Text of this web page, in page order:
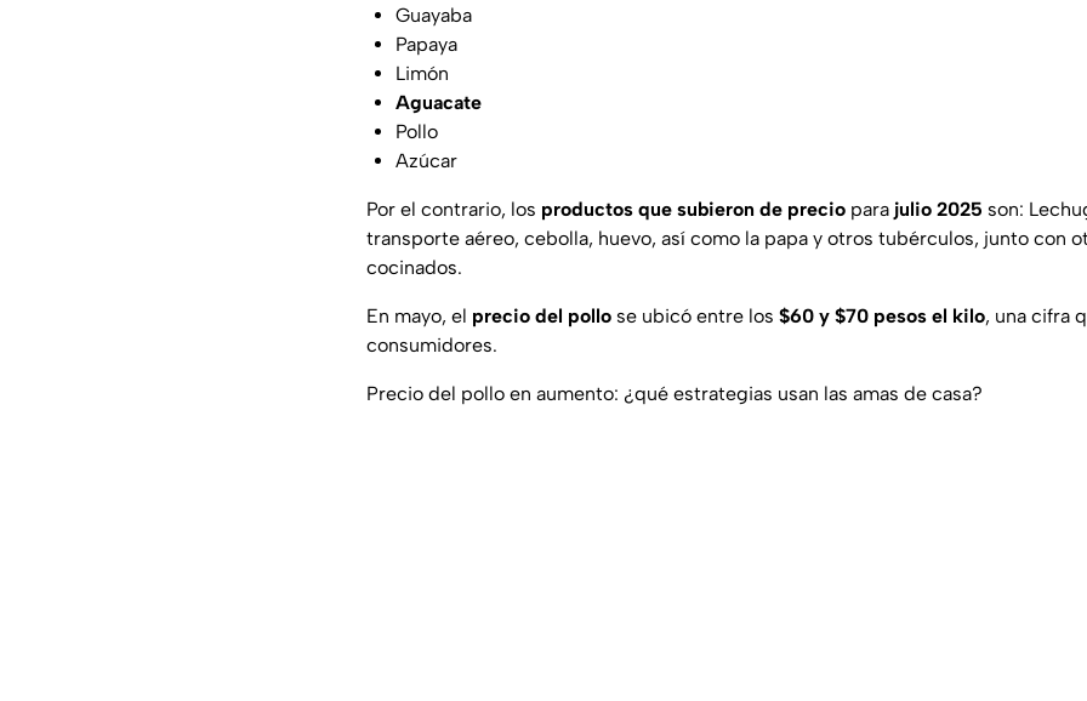
Guayaba
Papaya
Limón
Aguacate
Pollo
Azúcar
Por el contrario, los productos que subieron de precio para julio 2025 son:
transporte aéreo, cebolla, huevo, así como la papa y otros tubérculos, junto con
cocinados.
En mayo, el precio del pollo se ubicó entre los $60 y $70 pesos el kilo, una cifra
consumidores.
Precio del pollo en aumento: ¿qué estrategias usan las amas de casa?